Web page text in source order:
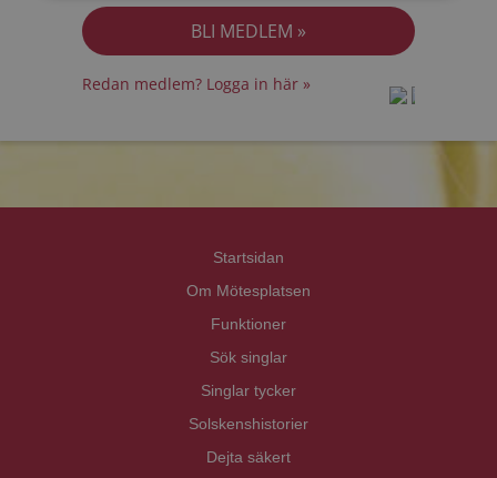
Redan medlem? Logga in här »
Startsidan
Om Mötesplatsen
Funktioner
Sök singlar
Singlar tycker
Solskenshistorier
Dejta säkert